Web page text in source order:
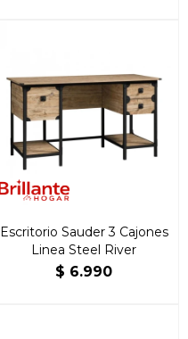
Escritorio Sauder 3 Cajones
Linea Steel River
$ 6.990